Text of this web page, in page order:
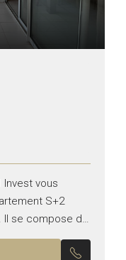
Invest vous
S+2
Il se compose de
à...